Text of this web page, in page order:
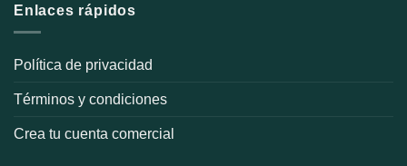
Enlaces rápidos
Política de privacidad
Términos y condiciones
Crea tu cuenta comercial